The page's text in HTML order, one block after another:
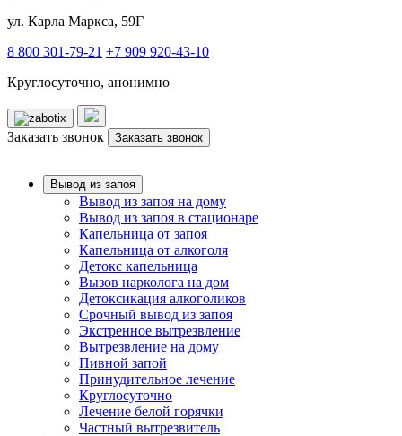
ул. Карла Маркса, 59Г
8 800 301-79-21 +7 909 920-43-10
Круглосуточно, анонимно
Заказать звонок Заказать звонок
Вывод из запоя
Вывод из запоя на дому
Вывод из запоя в стационаре
Капельница от запоя
Капельница от алкоголя
Детокс капельница
Вызов нарколога на дом
Детоксикация алкоголиков
Срочный вывод из запоя
Экстренное вытрезвление
Вытрезвление на дому
Пивной запой
Принудительное лечение
Круглосуточно
Лечение белой горячки
Частный вытрезвитель